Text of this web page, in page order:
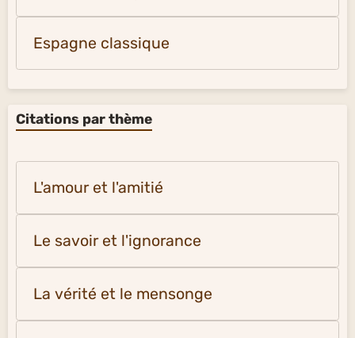
Espagne classique
Citations par thème
L'amour et l'amitié
Le savoir et l'ignorance
La vérité et le mensonge